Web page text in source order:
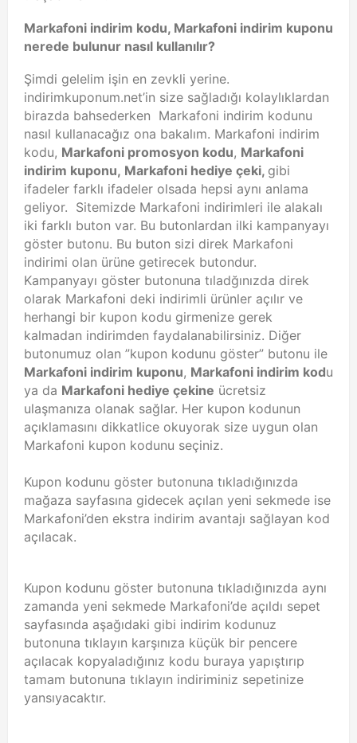
Markafoni indirim kodu, Markafoni indirim kuponu
nerede bulunur nasıl kullanılır?
Şimdi gelelim işin en zevkli yerine.
indirimkuponum.net’in size sağladığı kolaylıklardan
birazda bahsederken Markafoni indirim kodunu
nasıl kullanacağız ona bakalım. Markafoni indirim
kodu, Markafoni promosyon kodu, Markafoni
indirim kuponu, Markafoni hediye çeki, gibi
ifadeler farklı ifadeler olsada hepsi aynı anlama
geliyor. Sitemizde Markafoni indirimleri ile alakalı
iki farklı buton var. Bu butonlardan ilki kampanyayı
göster butonu. Bu buton sizi direk Markafoni
indirimi olan ürüne getirecek butondur.
Kampanyayı göster butonuna tıladğınızda direk
olarak Markafoni deki indirimli ürünler açılır ve
herhangi bir kupon kodu girmenize gerek
kalmadan indirimden faydalanabilirsiniz. Diğer
butonumuz olan ”kupon kodunu göster” butonu ile
Markafoni indirim kuponu, Markafoni indirim kodu
ya da Markafoni hediye çekine ücretsiz
ulaşmanıza olanak sağlar. Her kupon kodunun
açıklamasını dikkatlice okuyorak size uygun olan
Markafoni kupon kodunu seçiniz.
Kupon kodunu göster butonuna tıkladığınızda
mağaza sayfasına gidecek açılan yeni sekmede ise
Markafoni’den ekstra indirim avantajı sağlayan kod
açılacak.
Kupon kodunu göster butonuna tıkladığınızda aynı
zamanda yeni sekmede Markafoni’de açıldı sepet
sayfasında aşağıdaki gibi indirim kodunuz
butonuna tıklayın karşınıza küçük bir pencere
açılacak kopyaladığınız kodu buraya yapıştırıp
tamam butonuna tıklayın indiriminiz sepetinize
yansıyacaktır.